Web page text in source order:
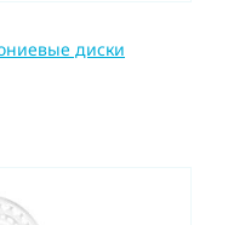
диски